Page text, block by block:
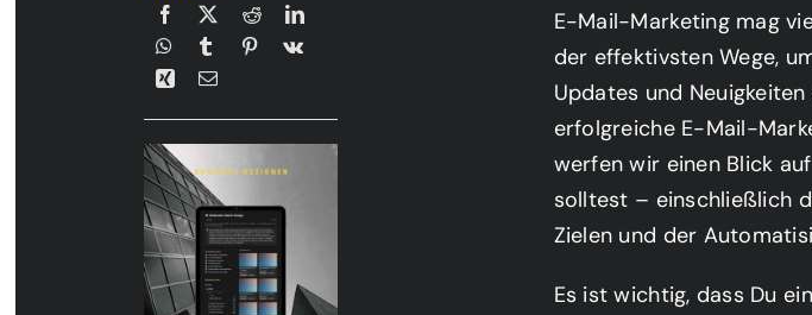
E-Mail-Marketing mag
der effektivsten Wege,
Updates und
erfolgreiche E-Mail-
werfen wir einen Blick
solltest – einschließlich
Zielen und der
Es ist wichtig, dass Du